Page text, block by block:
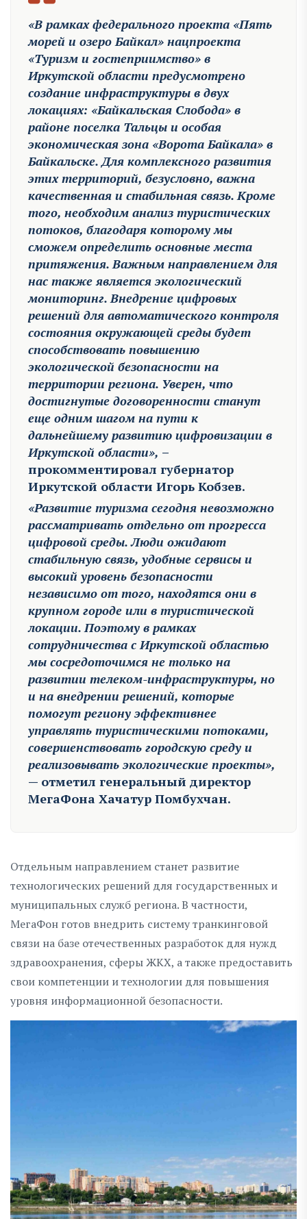
«В рамках федерального проекта «Пять
морей и озеро Байкал» нацпроекта
«Туризм и гостеприимство» в
Иркутской области предусмотрено
создание инфраструктуры в двух
локациях: «Байкальская Слобода» в
районе поселка Тальцы и особая
экономическая зона «Ворота Байкала» в
Байкальске. Для комплексного развития
этих территорий, безусловно, важна
качественная и стабильная связь. Кроме
того, необходим анализ туристических
потоков, благодаря которому мы
сможем определить основные места
притяжения. Важным направлением для
нас также является экологический
мониторинг. Внедрение цифровых
решений для автоматического контроля
состояния окружающей среды будет
способствовать повышению
экологической безопасности на
территории региона. Уверен, что
достигнутые договоренности станут
еще одним шагом на пути к
дальнейшему развитию цифровизации в
Иркутской области», –
прокомментировал губернатор
Иркутской области Игорь Кобзев.
«Развитие туризма сегодня невозможно
рассматривать отдельно от прогресса
цифровой среды. Люди ожидают
стабильную связь, удобные сервисы и
высокий уровень безопасности
независимо от того, находятся они в
крупном городе или в туристической
локации. Поэтому в рамках
сотрудничества с Иркутской областью
мы сосредоточимся не только на
развитии телеком-инфраструктуры, но
и на внедрении решений, которые
помогут региону эффективнее
управлять туристическими потоками,
совершенствовать городскую среду и
реализовывать экологические проекты»,
— отметил генеральный директор
МегаФона Хачатур Помбухчан.
Отдельным направлением станет развитие
технологических решений для государственных и
муниципальных служб региона. В частности,
МегаФон готов внедрить систему транкинговой
связи на базе отечественных разработок для нужд
здравоохранения, сферы ЖКХ, а также предоставить
свои компетенции и технологии для повышения
уровня информационной безопасности.